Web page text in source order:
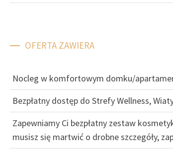
OFERTA ZAWIERA
Nocleg w komfortowym domku/
Bezpłatny dostęp do Strefy Wellness,
Zapewniamy Ci bezpłatny zestaw
musisz się martwić o drobne szczegóły,